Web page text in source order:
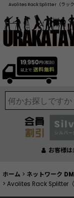
Avolites Rack Splitter（ラック
お客様
ホーム > ネットワーク
> Avolites Rack Splitter（